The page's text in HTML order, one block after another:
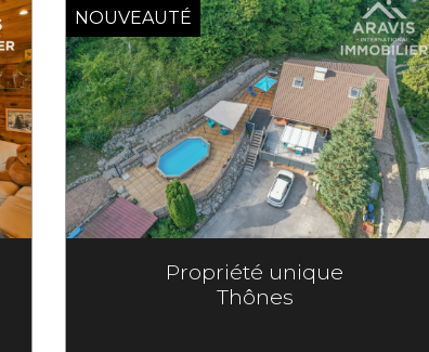
NOUVEAUTÉ
Propriété unique
Thônes